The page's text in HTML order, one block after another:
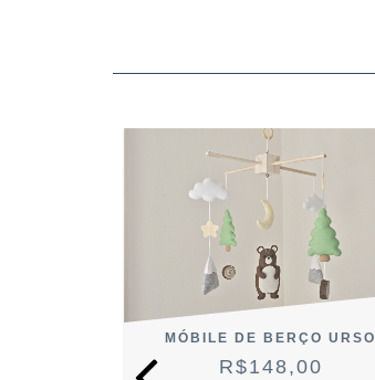
MÓBILE DE BERÇO URSO
R$148,00